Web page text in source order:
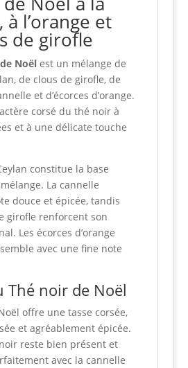
à l’orange et
de girofle
Noëlest un mélange de
de clous de girofle, de
et d’écorces d’orange.
corsé du thé noir à
et à une délicate touche
constitue la base
La cannelle
douce et épicée, tandis
girofle renforcent son
Les écorces d’orange
avec une fine note
Thé noir de Noël
offre une tasse corsée,
et agréablement épicée.
reste bien présent et
avec la cannelle